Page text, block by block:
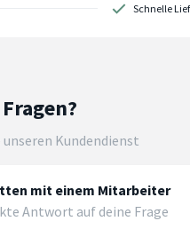
Schnelle Lieferung
Kundendienst
mit einem Mitarbeiter
Antwort auf deine Frage